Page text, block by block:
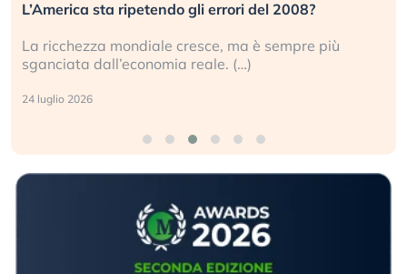
L’America sta ripetendo gli errori del 2008?
La ricchezza mondiale cresce, ma è sempre più
sganciata dall’economia reale. (…)
24 luglio 2026